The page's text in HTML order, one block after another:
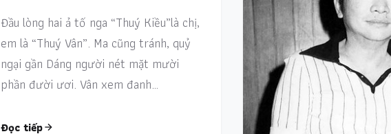
Đầu lòng hai ả tố nga “Thuý Kiều”là chị,
em là “Thuý Vân”. Ma cũng tránh, quỷ
ngại gần Dáng người nét mặt mười
phần đười ươi. Vân xem đanh…
Đọc tiếp